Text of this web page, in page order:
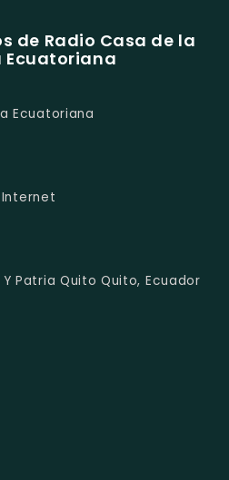
de Radio Casa de la
Ecuatoriana
Ecuatoriana
Internet
Patria Quito Quito, Ecuador